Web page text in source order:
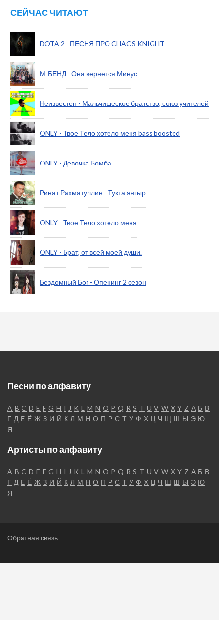
СЕЙЧАС ЧИТАЮТ
DOTA 2 - ПЕСНЯ ПРО CHAOS KNIGHT
М-БЕНД - Она вернется Минус
Неизвестен - Мальчишеское братство, союз учителей
ONLY - Твое Тело хотело меня bass boosted
ONLY - Девочка Бомба
Ринат Рахматуллин - Тукта янгыр
ONLY - Твое Тело хотело меня
ONLY - Брат, от всей моей души.
Бездомный Бог - Опенинг 2 сезон
Песни по алфавиту
A B C D E F G H I J K L M N O P Q R S T U V W X Y Z А Б В
Г Д Е Ё Ж З И Й К Л М Н О П Р С Т У Ф Х Ц Ч Щ Ш Ы Э Ю
Я
Артисты по алфавиту
A B C D E F G H I J K L M N O P Q R S T U V W X Y Z А Б В
Г Д Е Ё Ж З И Й К Л М Н О П Р С Т У Ф Х Ц Ч Щ Ш Ы Э Ю
Я
Обратная связь